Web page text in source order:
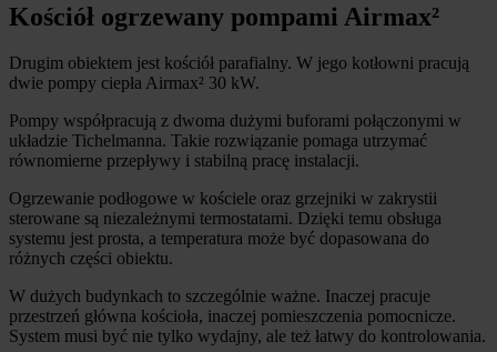
Kościół ogrzewany pompami Airmax²
Drugim obiektem jest kościół parafialny. W jego kotłowni pracują
dwie pompy ciepła Airmax² 30 kW.
Pompy współpracują z dwoma dużymi buforami połączonymi w
układzie Tichelmanna. Takie rozwiązanie pomaga utrzymać
równomierne przepływy i stabilną pracę instalacji.
Ogrzewanie podłogowe w kościele oraz grzejniki w zakrystii
sterowane są niezależnymi termostatami. Dzięki temu obsługa
systemu jest prosta, a temperatura może być dopasowana do
różnych części obiektu.
W dużych budynkach to szczególnie ważne. Inaczej pracuje
przestrzeń główna kościoła, inaczej pomieszczenia pomocnicze.
System musi być nie tylko wydajny, ale też łatwy do kontrolowania.